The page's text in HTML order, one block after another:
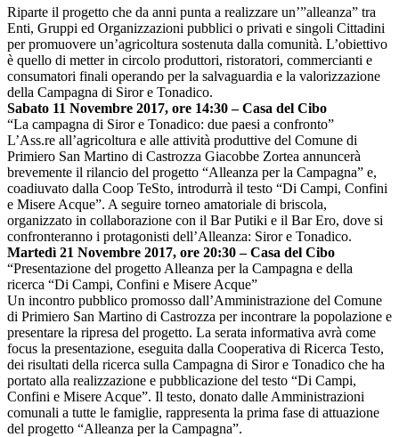
Riparte il progetto che da anni punta a realizzare un’”alleanza” tra
Enti, Gruppi ed Organizzazioni pubblici o privati e singoli Cittadini
per promuovere un’agricoltura sostenuta dalla comunità. L’obiettivo
è quello di metter in circolo produttori, ristoratori, commercianti e
consumatori finali operando per la salvaguardia e la valorizzazione
della Campagna di Siror e Tonadico.
Sabato 11 Novembre 2017, ore 14:30 – Casa del Cibo
“La campagna di Siror e Tonadico: due paesi a confronto”
L’Ass.re all’agricoltura e alle attività produttive del Comune di
Primiero San Martino di Castrozza Giacobbe Zortea annuncerà
brevemente il rilancio del progetto “Alleanza per la Campagna” e,
coadiuvato dalla Coop TeSto, introdurrà il testo “Di Campi, Confini
e Misere Acque”. A seguire torneo amatoriale di briscola,
organizzato in collaborazione con il Bar Putiki e il Bar Ero, dove si
confronteranno i protagonisti dell’Alleanza: Siror e Tonadico.
Martedì 21 Novembre 2017, ore 20:30 – Casa del Cibo
“Presentazione del progetto Alleanza per la Campagna e della
ricerca “Di Campi, Confini e Misere Acque”
Un incontro pubblico promosso dall’Amministrazione del Comune
di Primiero San Martino di Castrozza per incontrare la popolazione e
presentare la ripresa del progetto. La serata informativa avrà come
focus la presentazione, eseguita dalla Cooperativa di Ricerca Testo,
dei risultati della ricerca sulla Campagna di Siror e Tonadico che ha
portato alla realizzazione e pubblicazione del testo “Di Campi,
Confini e Misere Acque”. Il testo, donato dalle Amministrazioni
comunali a tutte le famiglie, rappresenta la prima fase di attuazione
del progetto “Alleanza per la Campagna”.